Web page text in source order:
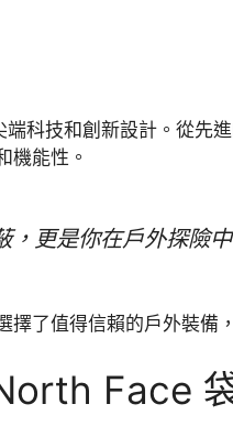
科技和創新設計。從先
機能性。
，更是你在戶外探險
了值得信賴的戶外裝備
Face